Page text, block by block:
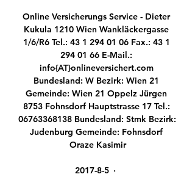
Online Versicherungs Service - Dieter
Kukula 1210 Wien Wankläckergasse
1/6/R6 Tel.: 43 1 294 01 06 Fax.: 43 1
294 01 66 E-Mail.:
info{AT}onlineversichert.com
Bundesland: W Bezirk: Wien 21
Gemeinde: Wien 21 Oppelz Jürgen
8753 Fohnsdorf Hauptstrasse 17 Tel.:
06763368138 Bundesland: Stmk Bezirk:
Judenburg Gemeinde: Fohnsdorf
Oraze Kasimir
2017-8-5 ·